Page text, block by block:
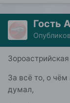
Гость
За всё то, о
думал,